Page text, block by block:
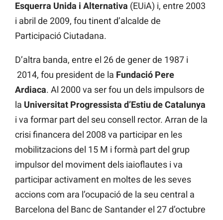
Esquerra Unida i Alternativa (EUiA) i, entre 2003
i abril de 2009, fou tinent d’alcalde de
Participació Ciutadana.
D’altra banda, entre el 26 de gener de 1987 i
2014, fou president de la Fundació Pere
Ardiaca. Al 2000 va ser fou un dels impulsors de
la Universitat Progressista d’Estiu de Catalunya
i va formar part del seu consell rector. Arran de la
crisi financera del 2008 va participar en les
mobilitzacions del 15 M i formà part del grup
impulsor del moviment dels iaioflautes i va
participar activament en moltes de les seves
accions com ara l’ocupació de la seu central a
Barcelona del Banc de Santander el 27 d’octubre